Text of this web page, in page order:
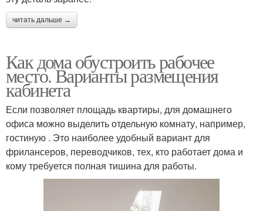
читать дальше →
Как дома обустроить рабочее
место. Варианты размещения
кабинета
Если позволяет площадь квартиры, для домашнего
офиса можно выделить отдельную комнату, например,
гостиную . Это наиболее удобный вариант для
фрилансеров, переводчиков, тех, кто работает дома и
кому требуется полная тишина для работы.